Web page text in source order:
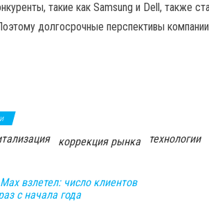
такие как Samsung и Dell, также
долгосрочные перспективы
коррекция рынка технологии
взлетел: число клиентов
с начала года